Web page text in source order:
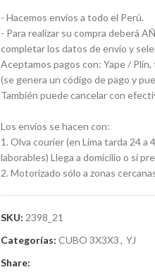
- Hacemos envíos a todo el Perú.
- Para realizar su compra deberá
completar los datos de envío y
Aceptamos pagos con: Yape /
(se genera un código de pago y
También puede cancelar con
Los envíos se hacen con:
1. Olva courier (en Lima tarda 24 a
laborables) Llega a domicilio o si
2. Motorizado sólo a zonas
SKU: 2398_21
Categorías: CUBO 3X3X3, YJ
Share: